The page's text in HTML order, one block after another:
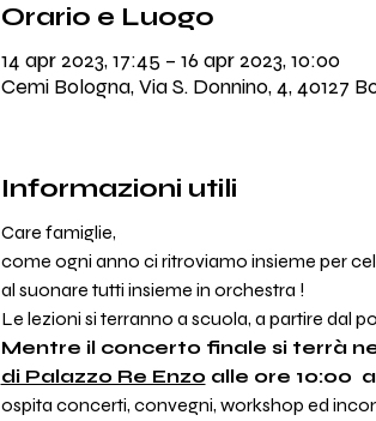
Orario e Luogo
14 apr 2023, 17:45 – 16 apr 2023, 10:00
Cemi Bologna, Via S. Donnino, 4, 40127
Informazioni utili
Care famiglie,
come ogni anno ci ritroviamo insieme per
al suonare tutti insieme in orchestra !
Le lezioni si terranno a scuola, a partire dal
Mentre il concerto finale si terrà
di Palazzo Re Enzo alle ore 10:00
ospita concerti, convegni, workshop ed